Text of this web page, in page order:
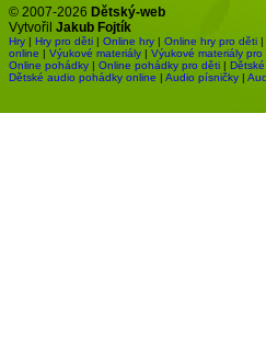
© 2007-2026 Dětský-web
Vytvořil Jakub Fojtík
Hry | Hry pro děti | Online hry | Online hry pro děti |
online | Výukové materiály | Výukové materiály pro
Online pohádky | Online pohádky pro děti |
Dětské audio pohádky online | Audio písničky |